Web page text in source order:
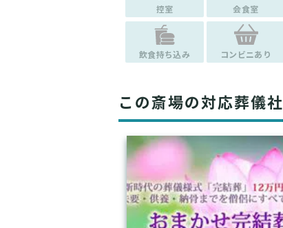
控室 会食室
飲食持ち込み コンビニあり
この斎場の対応葬儀社